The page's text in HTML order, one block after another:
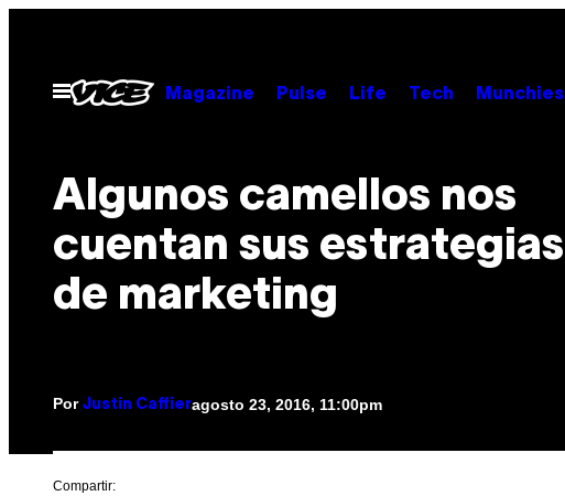
contenido
Abrir
Menú
Magazine Pulse Life Tech Munchies
Algunos camellos nos
cuentan sus estrategias
de marketing
Por Justin Caffieragosto 23, 2016, 11:00pm
Compartir: